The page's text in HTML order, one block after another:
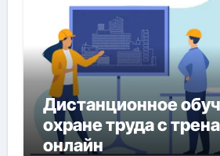
Дистанционное
охране труда с
онлайн